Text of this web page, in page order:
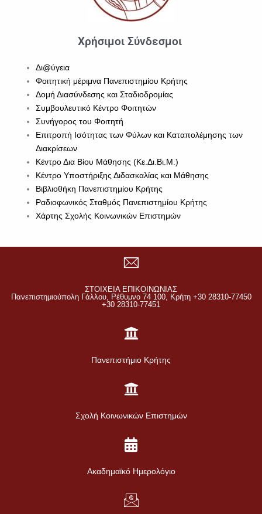
Χρήσιμοι Σύνδεσμοι
Δι@ύγεια
Φοιτητική μέριμνα Πανεπιστημίου Κρήτης
Δομή Διασύνδεσης και Σταδιοδρομίας
Συμβουλευτικό Κέντρο Φοιτητών
Συνήγορος του Φοιτητή
Επιτροπή Ισότητας των Φύλων και Καταπολέμησης των
Διακρίσεων
Κέντρο Δια Βίου Μάθησης (Κε.Δι.Βι.Μ.)
Κέντρο Υποστήριξης Διδασκαλίας και Μάθησης
Βιβλιοθήκη Πανεπιστημίου Κρήτης
Ραδιοφωνικός Σταθμός Πανεπιστημίου Κρήτης
Χάρτης Σχολής Κοινωνικών Επιστημών
ΣΤΟΙΧΕΙΑ ΕΠΙΚΟΙΝΩΝΙΑΣ
Πανεπιστημιούπολη Γάλλου, Ρέθυμνο 74 100, Κρήτη +30 28310-77450
+30 28310-77451
Πανεπιστήμιο Κρήτης
Σχολή Κοινωνικών Επιστημών
Ακαδημαϊκό Ημερολόγιο